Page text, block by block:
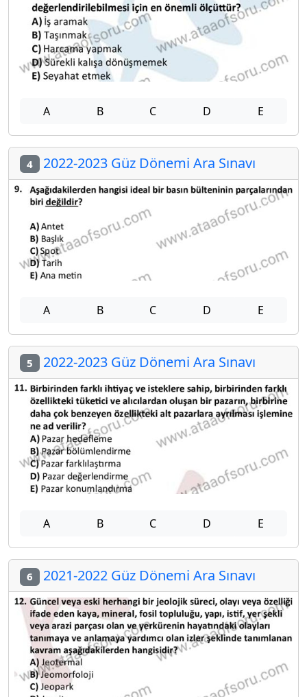
A B C D E
4 2022-2023 Güz Dönemi Ara Sınavı
A B C D E
5 2022-2023 Güz Dönemi Ara Sınavı
A B C D E
6 2021-2022 Güz Dönemi Ara Sınavı